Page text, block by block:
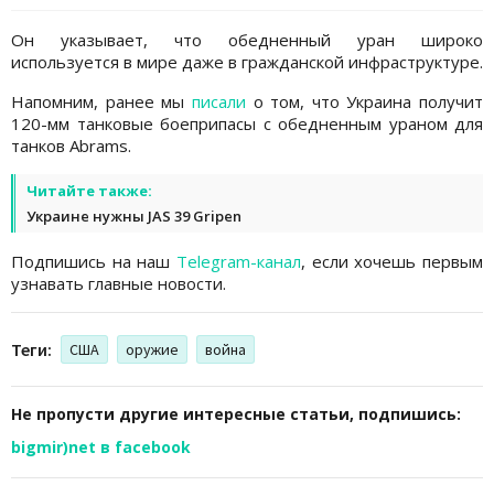
Он указывает, что обедненный уран широко
используется в мире даже в гражданской инфраструктуре.
Напомним, ранее мы писали о том, что Украина получит
120-мм танковые боеприпасы с обедненным ураном для
танков Abrams.
Читайте также:
Украине нужны JAS 39 Gripen
Подпишись на наш Telegram-канал, если хочешь первым
узнавать главные новости.
Теги: США оружие война
Не пропусти другие интересные статьи, подпишись:
bigmir)net в facebook